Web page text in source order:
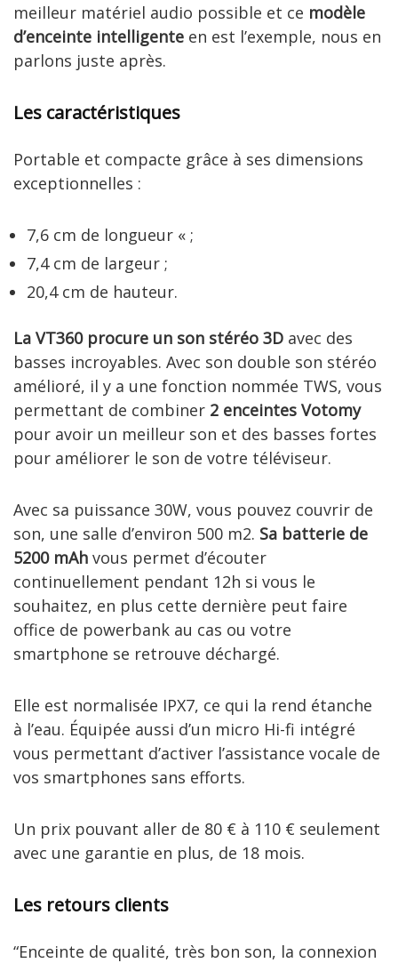
meilleur matériel audio possible et ce modèle
d’enceinte intelligente en est l’exemple, nous en
parlons juste après.
Les caractéristiques
Portable et compacte grâce à ses dimensions
exceptionnelles :
7,6 cm de longueur « ;
7,4 cm de largeur ;
20,4 cm de hauteur.
La VT360 procure un son stéréo 3D avec des
basses incroyables. Avec son double son stéréo
amélioré, il y a une fonction nommée TWS, vous
permettant de combiner 2 enceintes Votomy
pour avoir un meilleur son et des basses fortes
pour améliorer le son de votre téléviseur.
Avec sa puissance 30W, vous pouvez couvrir de
son, une salle d’environ 500 m2. Sa batterie de
5200 mAh vous permet d’écouter
continuellement pendant 12h si vous le
souhaitez, en plus cette dernière peut faire
office de powerbank au cas ou votre
smartphone se retrouve déchargé.
Elle est normalisée IPX7, ce qui la rend étanche
à l’eau. Équipée aussi d’un micro Hi-fi intégré
vous permettant d’activer l’assistance vocale de
vos smartphones sans efforts.
Un prix pouvant aller de 80 € à 110 € seulement
avec une garantie en plus, de 18 mois.
Les retours clients
“Enceinte de qualité, très bon son, la connexion